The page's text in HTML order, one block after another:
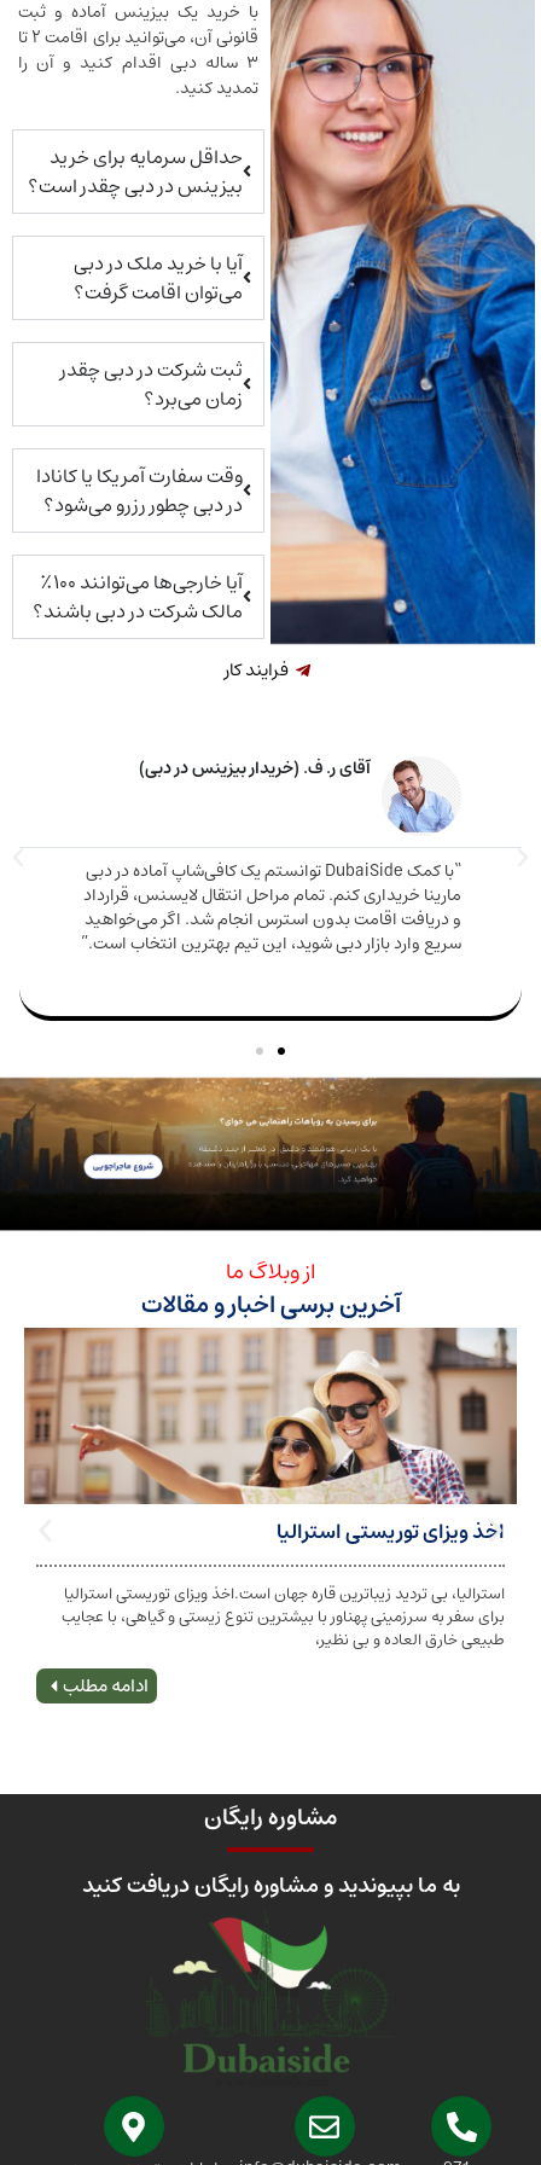
با خرید یک بیزینس آماده و ثبت
قانونی آن، می‌توانید برای اقامت ۲ تا
۳ ساله دبی اقدام کنید و آن را
تمدید کنید.
حداقل سرمایه برای خرید
بیزینس در دبی چقدر است؟
آیا با خرید ملک در دبی
می‌توان اقامت گرفت؟
ثبت شرکت در دبی چقدر
زمان می‌برد؟
وقت سفارت آمریکا یا کانادا
در دبی چطور رزرو می‌شود؟
آیا خارجی‌ها می‌توانند ۱۰۰٪
مالک شرکت در دبی باشند؟
خانم م. ق. (خریدار ملک در دبی)
دقیق و صادقانه‌ای دریافت کردم. ملکی که
هم ارزش بالایی داشت هم باعث شد اقامت
بگیرم. تیم DubaiSide از شروع خرید تا گرفتن ویزا کنار
آخرین برسی اخبار و مقالات
توریستی استرالیا
تردید زیباترین قاره جهان است.اخذ ویزای توریستی استرالیا
سرزمینی پهناور با بیشترین تنوع زیستی و گیاهی، با عجایب
العاده و بی نظیر،
تابعیت و اخذ
شخص به دولت
مشاوره رایگان
بپیوندید و مشاوره رایگان دریافت کنید